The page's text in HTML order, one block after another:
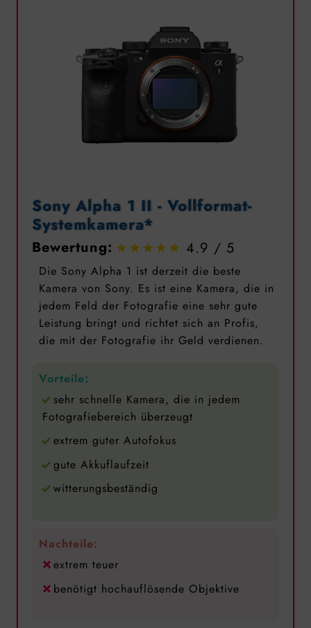
Sony Alpha 1 II - Vollformat-
Systemkamera*
Bewertung: 4.9
Die Sony Alpha 1 ist derzeit die beste
Kamera von Sony. Es ist eine Kamera, die in
jedem Feld der Fotografie eine sehr gute
Leistung bringt und richtet sich an Profis,
die mit der Fotografie ihr Geld verdienen.
Vorteile:
sehr schnelle Kamera, die in jedem
Fotografiebereich überzeugt
extrem guter Autofokus
gute Akkuflaufzeit
witterungsbeständig
Nachteile:
extrem teuer
benötigt hochauflösende Objektive